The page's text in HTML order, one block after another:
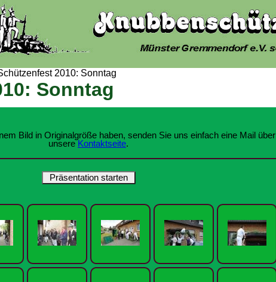
2010: Sonntag
Sonntag
Bild in Originalgröße haben, senden Sie uns einfach eine Mail über
unsere Kontaktseite.
Präsentation starten